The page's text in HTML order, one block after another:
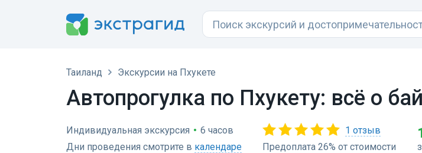
Таиланд Экскурсии на Пхукете
Автопрогулка по Пхукету: всё о
Индивидуальная экскурсия • 6 часов
Дни проведения смотрите в календаре
1 отзыв
Предоплата 26% от стоимости